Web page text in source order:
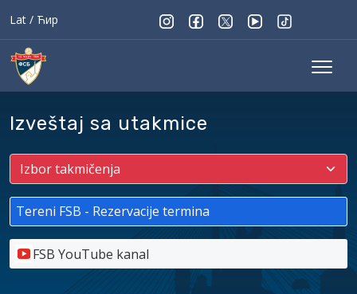
Lat / Ћир
Izveštaj sa utakmice
Tereni FSB - Rezervacije termina
FSB YouTube kanal